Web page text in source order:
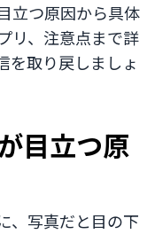
立つ原因から具体
リ、注意点まで詳
を取り戻しましょ
目立つ原
、写真だと目の下